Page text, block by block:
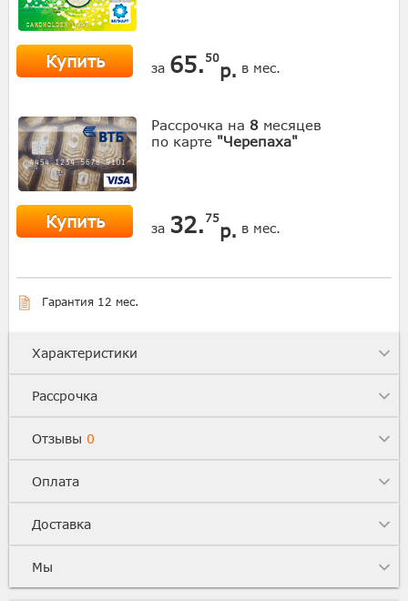
Купить за 65. 50
р. в мес.
Рассрочка на 8 месяцев
по карте "Черепаха"
Купить за 32. 75
р. в мес.
Гарантия 12 мес.
Характеристики
Рассрочка
Отзывы 0
Оплата
Доставка
Мы